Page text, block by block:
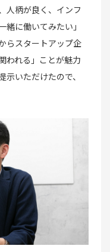
人柄が良く、インフ
に働いてみたい」
らスタートアップ企
われる」ことが魅力
いただけたので、